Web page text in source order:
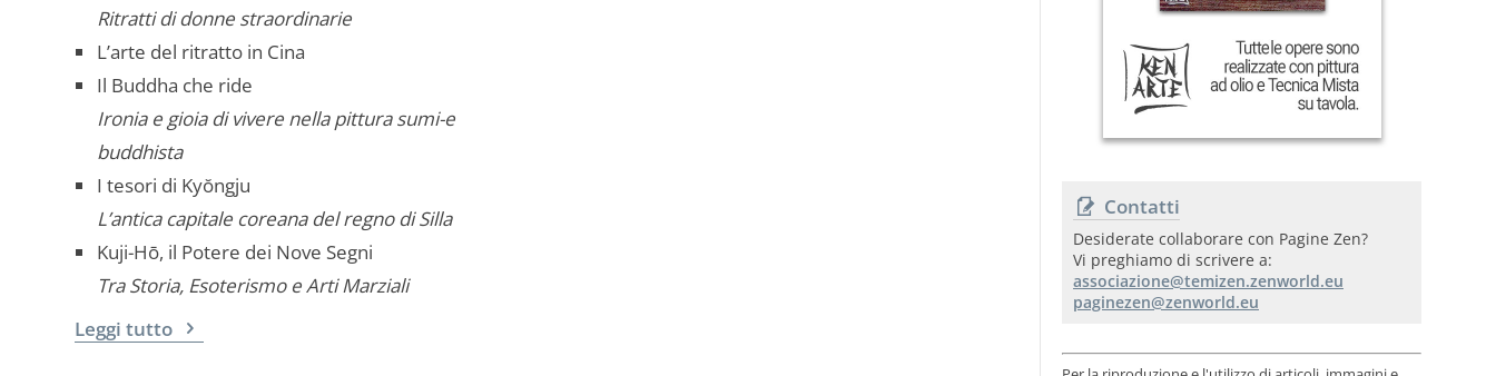
Ritratti di donne straordinarie
L’arte del ritratto in Cina
Il Buddha che ride
Ironia e gioia di vivere nella pittura sumi-e
buddhista
I tesori di Kyŏngju
L’antica capitale coreana del regno di Silla
Kuji-Hō, il Potere dei Nove Segni
Tra Storia, Esoterismo e Arti Marziali
Leggi tutto
Contatti
Desiderate collaborare con Pagine Zen?
Vi preghiamo di scrivere a: